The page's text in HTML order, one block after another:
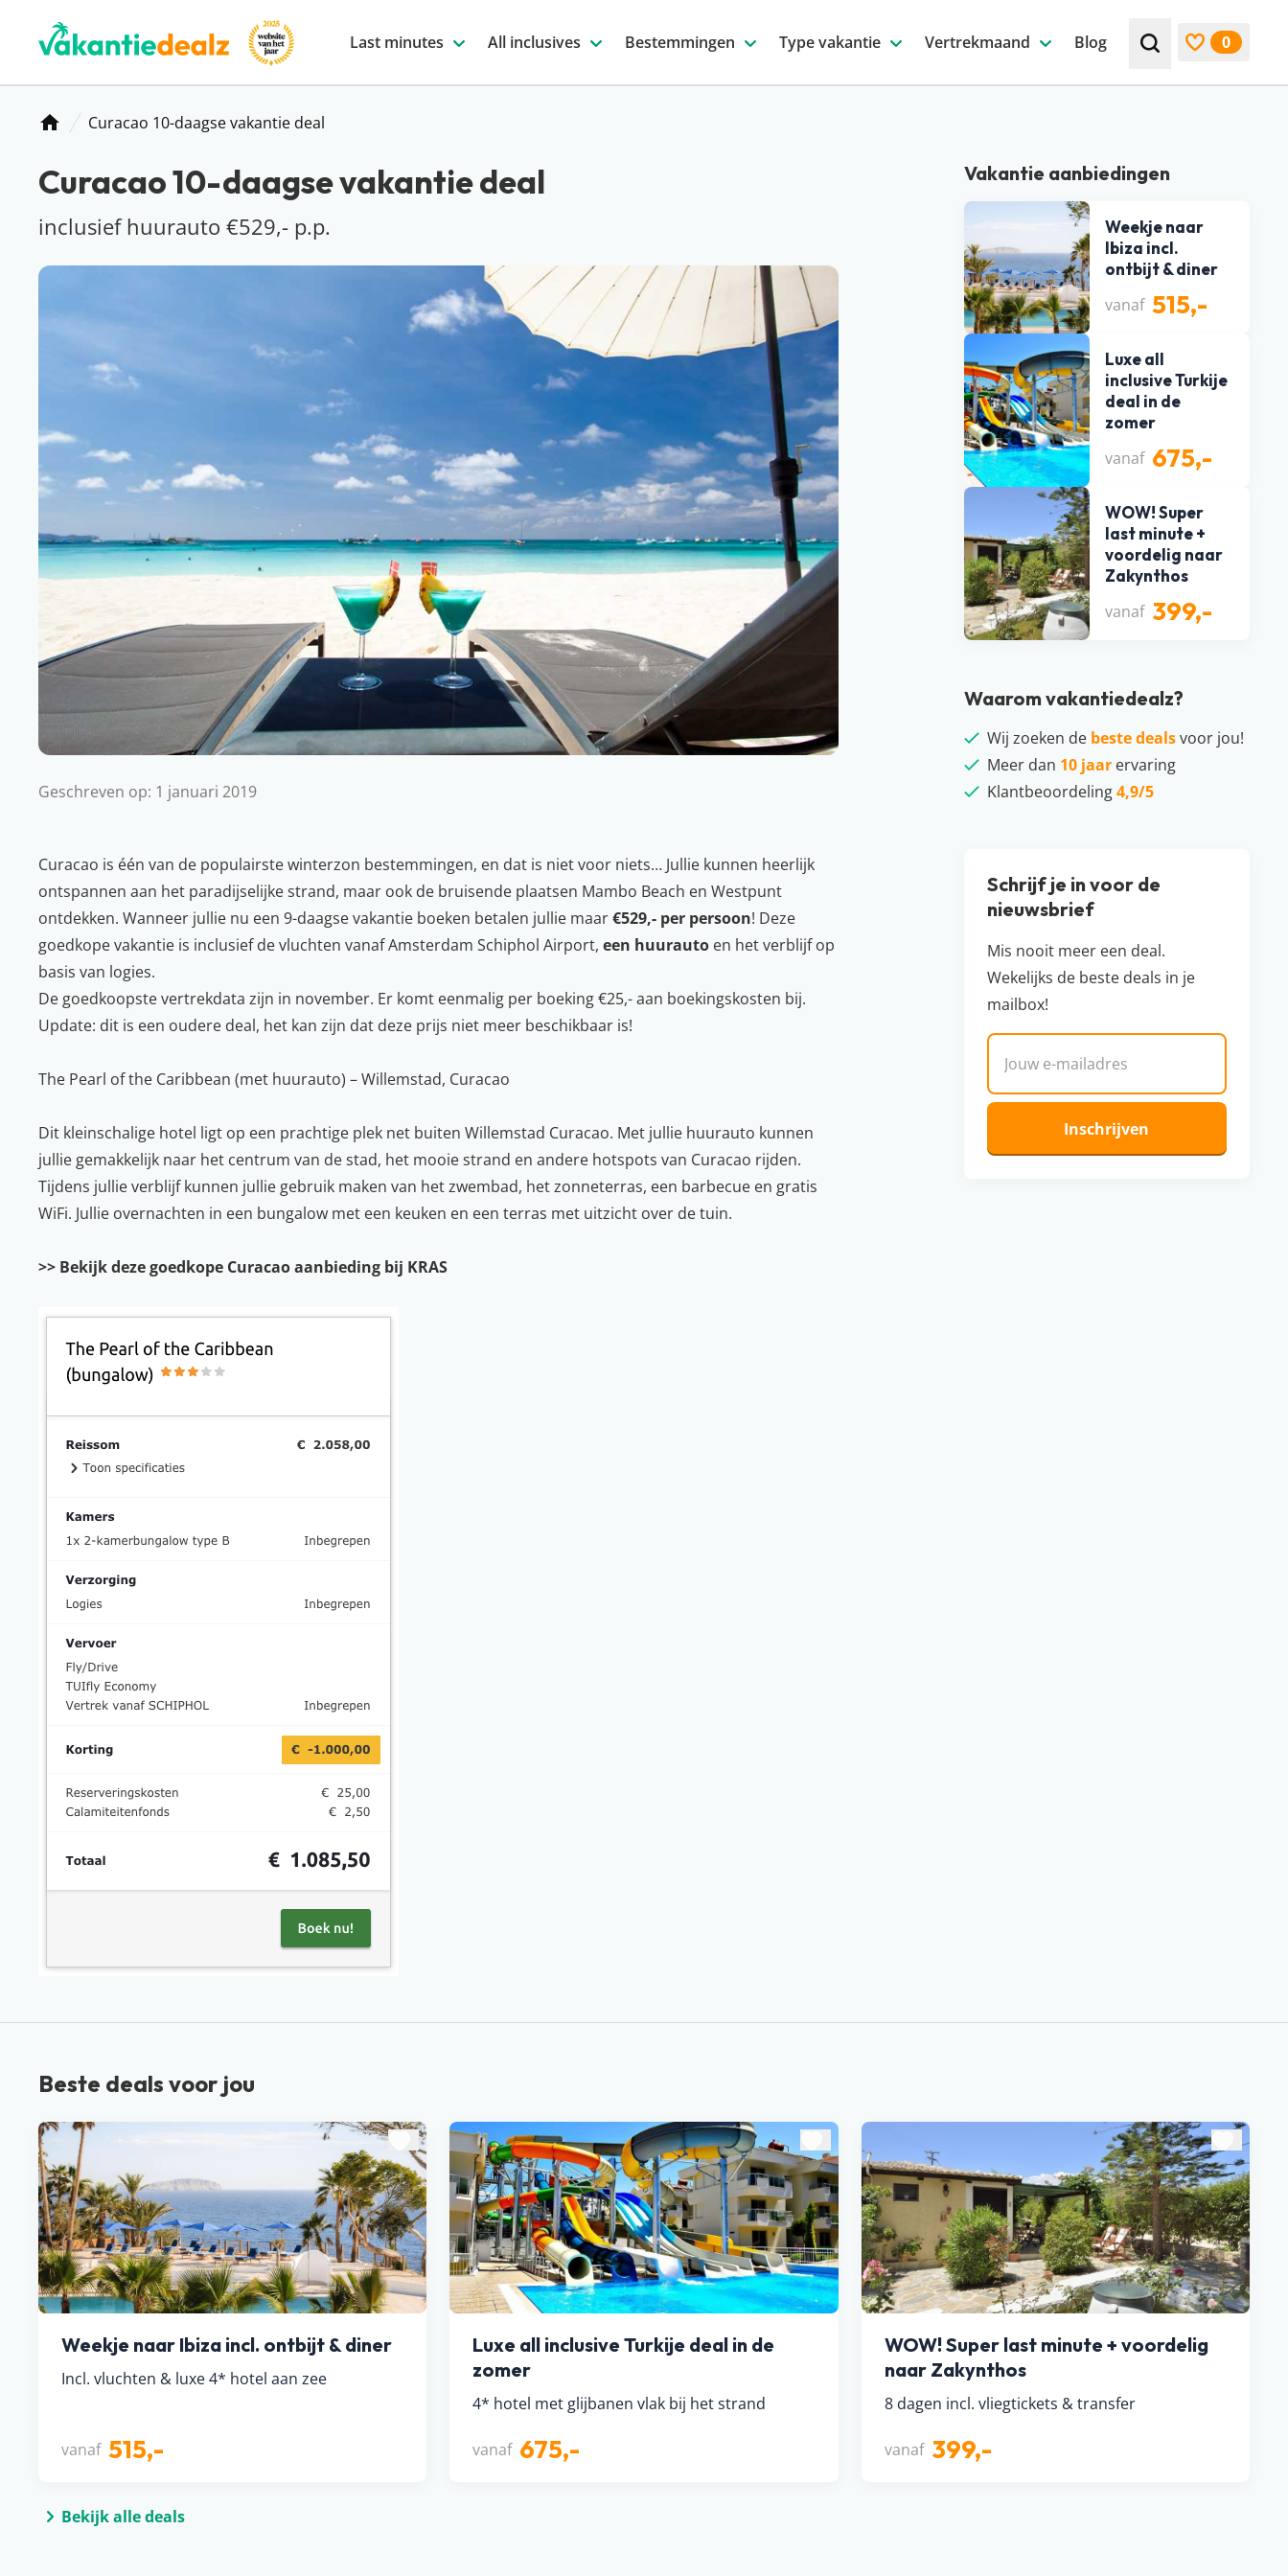
Last minutes All inclusives Bestemmingen Type vakantie Vertrekmaand Blog Zoek bijv. een
0
Home
Curacao 10-daagse vakantie deal
Curacao 10-daagse vakantie deal
inclusief huurauto €529,- p.p.
Geschreven op: 1 januari 2019
Curacao is één van de populairste winterzon bestemmingen, en dat is niet voor niets… Jullie kunnen heerlijk
ontspannen aan het paradijselijke strand, maar ook de bruisende plaatsen Mambo Beach en Westpunt
ontdekken. Wanneer jullie nu een 9-daagse vakantie boeken betalen jullie maar€529,- per persoon! Deze
goedkope vakantie is inclusief de vluchten vanaf Amsterdam Schiphol Airport, een huurauto en het verblijf op
basis van logies.
De goedkoopste vertrekdata zijn in november. Er komt eenmalig per boeking €25,- aan boekingskosten bij.
Update: dit is een oudere deal, het kan zijn dat deze prijs niet meer beschikbaar is!
The Pearl of the Caribbean (met huurauto) – Willemstad, Curacao
Dit kleinschalige hotel ligt op een prachtige plek net buiten Willemstad Curacao. Met jullie huurauto kunnen
jullie gemakkelijk naar het centrum van de stad, het mooie strand en andere hotspots van Curacao rijden.
Tijdens jullie verblijf kunnen jullie gebruik maken van het zwembad, het zonneterras, een barbecue en gratis
WiFi. Jullie overnachten in een bungalow met een keuken en een terras met uitzicht over de tuin.
>> Bekijk deze goedkope Curacao aanbieding bij KRAS
Vakantie aanbiedingen
Weekje naar
Ibiza incl.
ontbijt & diner
vanaf 515,-
Luxe all
inclusive Turkije
deal in de
zomer
vanaf 675,-
WOW! Super
last minute +
voordelig naar
Zakynthos
vanaf 399,-
Waarom vakantiedealz?
Wij zoeken de beste dealsvoor jou!
Meer dan 10 jaarervaring
Klantbeoordeling4,9/5
Schrijf je in voor de
nieuwsbrief
Mis nooit meer een deal.
Wekelijks de beste deals in je
mailbox!
E-mailadres
Inschrijven
Beste deals voor jou
Weekje naar Ibiza incl. ontbijt & diner
Incl. vluchten & luxe 4* hotel aan zee
vanaf 515,-
Luxe all inclusive Turkije deal in de
zomer
4* hotel met glijbanen vlak bij het strand
vanaf 675,-
WOW! Super last minute + voordelig
naar Zakynthos
8 dagen incl. vliegtickets & transfer
vanaf 399,-
Bekijk alle deals